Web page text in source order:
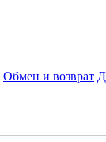
Обмен и возврат